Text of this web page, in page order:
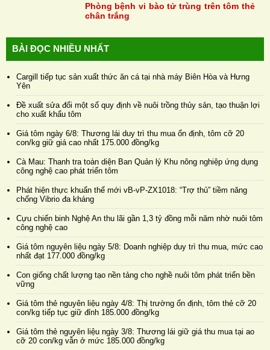
Phòng bệnh vi bào tử trùng trên tôm thẻ
chân trắng
BÀI ĐỌC NHIỀU NHẤT
Cargill tiếp tục sản xuất thức ăn cá tại nhà máy Biên Hòa và Hưng
Yên
Đề xuất sửa đổi một số quy định về nuôi trồng thủy sản, tạo thuận lợi
cho xuất khẩu tôm
Giá tôm ngày 6/8: Thương lái duy trì thu mua ổn định, tôm cỡ 20
con/kg giữ giá cao nhất 175.000 đồng/kg
Cà Mau: Thanh tra toàn diện Ban Quản lý Khu nông nghiệp ứng dụng
công nghệ cao phát triển tôm
Phát hiện thực khuẩn thể mới vB-vP-ZX1018: “Trợ thủ” tiềm năng
chống Vibrio đa kháng
Cựu chiến binh Nghệ An thu lãi gần 1,3 tỷ đồng mỗi năm nhờ nuôi tôm
công nghệ cao
Giá tôm nguyên liệu ngày 5/8: Doanh nghiệp duy trì thu mua, mức cao
nhất đạt 177.000 đồng/kg
Con giống chất lượng tạo nền tảng cho nghề nuôi tôm phát triển bền
vững
Giá tôm thẻ nguyên liệu ngày 4/8: Thị trường ổn định, tôm thẻ cỡ 20
con/kg tiếp tục giữ đỉnh 185.000 đồng/kg
Giá tôm thẻ nguyên liệu ngày 3/8: Thương lái giữ giá thu mua tại ao
cỡ 20 con/kg vẫn ở mức 185.000 đồng/kg